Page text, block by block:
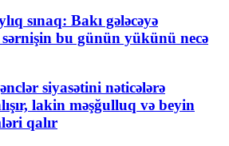
sınaq: Bakı gələcəyə
sərnişin bu günün yükünü necə
siyasətini nəticələrə
lakin məşğulluq və beyin
qalır